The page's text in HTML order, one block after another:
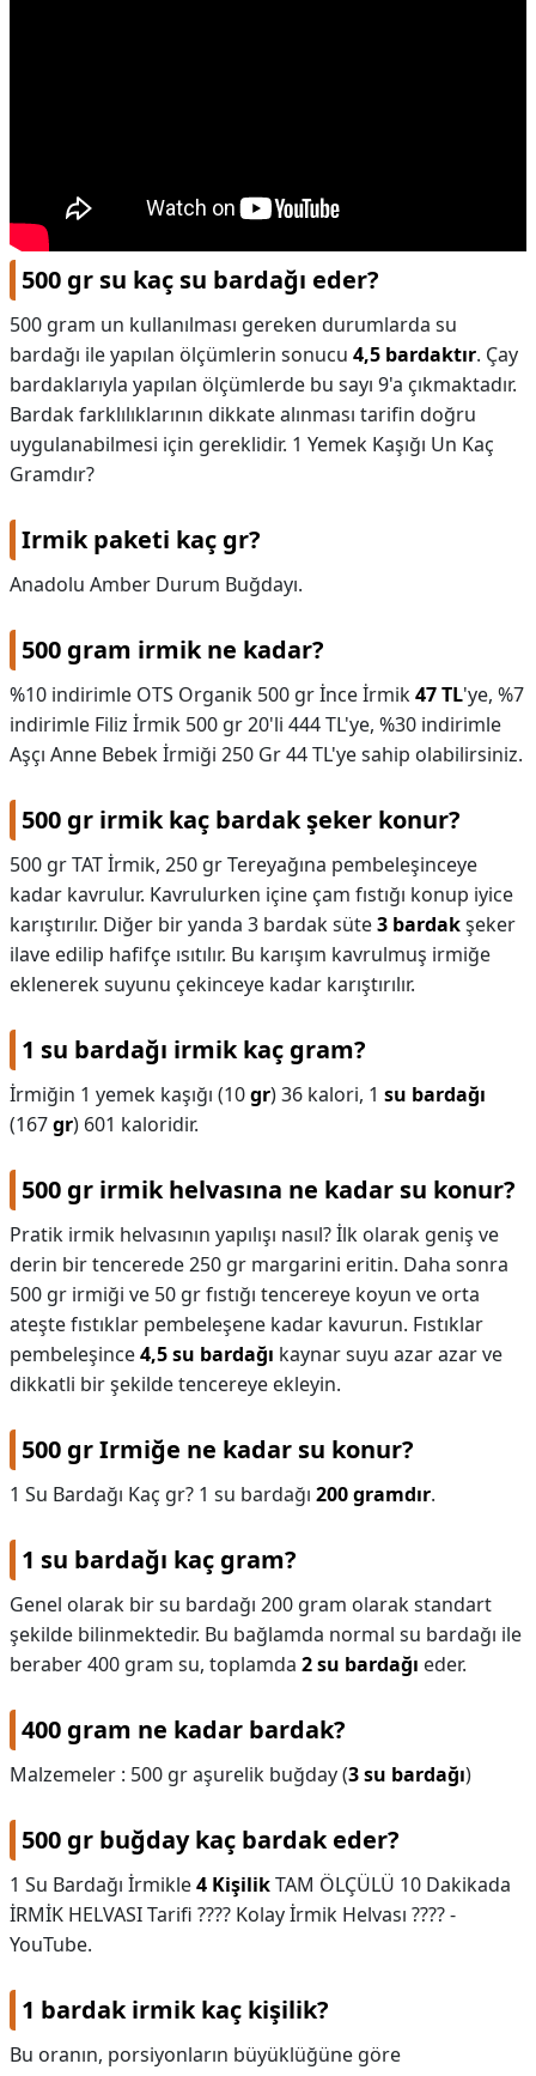
500 gr su kaç su bardağı eder?
500 gram un kullanılması gereken durumlarda su
bardağı ile yapılan ölçümlerin sonucu 4,5 bardaktır. Çay
bardaklarıyla yapılan ölçümlerde bu sayı 9'a çıkmaktadır.
Bardak farklılıklarının dikkate alınması tarifin doğru
uygulanabilmesi için gereklidir. 1 Yemek Kaşığı Un Kaç
Gramdır?
Irmik paketi kaç gr?
Anadolu Amber Durum Buğdayı.
500 gram irmik ne kadar?
%10 indirimle OTS Organik 500 gr İnce İrmik47 TL'ye, %7
indirimle Filiz İrmik 500 gr 20'li 444 TL'ye, %30 indirimle
Aşçı Anne Bebek İrmiği 250 Gr 44 TL'ye sahip olabilirsiniz.
500 gr irmik kaç bardak şeker konur?
500 gr TAT İrmik, 250 gr Tereyağına pembeleşinceye
kadar kavrulur. Kavrulurken içine çam fıstığı konup iyice
karıştırılır. Diğer bir yanda 3 bardak süte3 bardakşeker
ilave edilip hafifçe ısıtılır. Bu karışım kavrulmuş irmiğe
eklenerek suyunu çekinceye kadar karıştırılır.
1 su bardağı irmik kaç gram?
İrmiğin 1 yemek kaşığı (10gr) 36 kalori, 1 su bardağı
(167gr) 601 kaloridir.
500 gr irmik helvasına ne kadar su konur?
Pratik irmik helvasının yapılışı nasıl? İlk olarak geniş ve
derin bir tencerede 250 gr margarini eritin. Daha sonra
500 gr irmiği ve 50 gr fıstığı tencereye koyun ve orta
ateşte fıstıklar pembeleşene kadar kavurun. Fıstıklar
pembeleşince4,5 su bardağı kaynar suyu azar azar ve
dikkatli bir şekilde tencereye ekleyin.
500 gr Irmiğe ne kadar su konur?
1 Su Bardağı Kaç gr? 1 su bardağı 200 gramdır.
1 su bardağı kaç gram?
Genel olarak bir su bardağı 200 gram olarak standart
şekilde bilinmektedir. Bu bağlamda normal su bardağı ile
beraber 400 gram su, toplamda 2 su bardağı eder.
400 gram ne kadar bardak?
Malzemeler : 500 gr aşurelik buğday (3 su bardağı)
500 gr buğday kaç bardak eder?
1 Su Bardağı İrmikle4 KişilikTAM ÖLÇÜLÜ 10 Dakikada
İRMİK HELVASI Tarifi ???? Kolay İrmik Helvası ???? -
YouTube.
1 bardak irmik kaç kişilik?
Bu oranın, porsiyonların büyüklüğüne göre